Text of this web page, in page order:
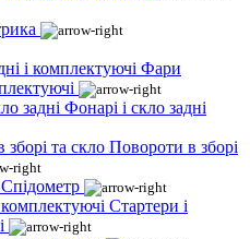
Фари
Фонарі і скло задні
Повороти в зборі
Спідометр
Стартери і